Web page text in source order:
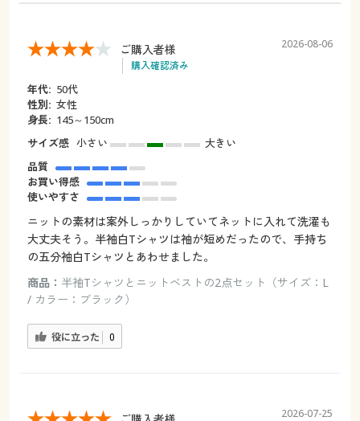
ご購入者様
購入確認済み
2026-08-06
年代: 50代
性別: 女性
身長: 145～150cm
サイズ感 小さい
大きい
品質
お買い得感
使いやすさ
ニットの素材は案外しっかりしていてネットに入れて洗濯も
大丈夫そう。半袖白Tシャツは袖が短めだったので、手持ち
の五分袖白Tシャツとあわせました。
商品： 半袖Tシャツとニットベストの2点セット（サイズ：L
/ カラー：ブラック）
役に立った 0
2026-07-25